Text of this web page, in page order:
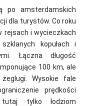
po amsterdamskich
dla turystów. Co roku
rejsach i wycieczkach
kopułach i
Łączna długość
100 km, ale
Wysokie fale
prędkości
tylko łodziom